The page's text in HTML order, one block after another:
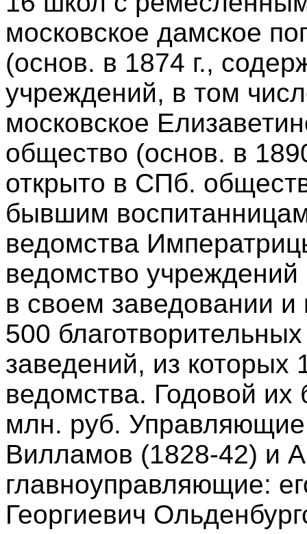
московское дамское
(основ. в 1874 г.,
учреждений, в том
московское
общество (основ. в
открыто в СПб.
бывшим
ведомства
ведомство
в своем заведовании
500
заведений, из которых
ведомства. Годовой их
млн. руб.
Вилламов (1828-42) и
главноуправляющие:
Георгиевич